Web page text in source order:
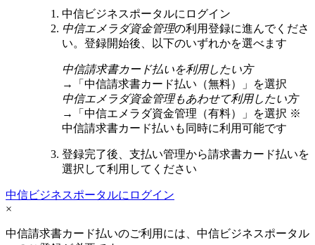
中信ビジネスポータルにログイン
中信エメラダ資金管理の利用登録に進んでくださ
い。登録開始後、以下のいずれかを選べます
中信請求書カード払いを利用したい方
→「中信請求書カード払い（無料）」を選択
中信エメラダ資金管理もあわせて利用したい方
→「中信エメラダ資金管理（有料）」を選択 ※
中信請求書カード払いも同時に利用可能です
登録完了後、支払い管理から請求書カード払いを
選択して利用してください
中信ビジネスポータルにログイン
×
中信請求書カード払いのご利用には、中信ビジネスポータル